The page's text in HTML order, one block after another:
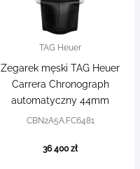
TAG Heuer
Zegarek męski TAG Heuer
Carrera Chronograph
automatyczny 44mm
CBN2A5A.FC6481
36 400 zł